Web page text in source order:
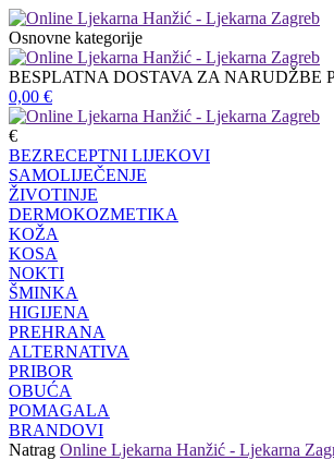
Osnovne kategorije
BESPLATNA DOSTAVA ZA NARUDŽBE
0,00 €
€
BEZRECEPTNI LIJEKOVI
SAMOLIJEČENJE
ŽIVOTINJE
DERMOKOZMETIKA
KOŽA
KOSA
NOKTI
ŠMINKA
HIGIJENA
PREHRANA
ALTERNATIVA
PRIBOR
OBUĆA
POMAGALA
BRANDOVI
Natrag Online Ljekarna Hanžić - Ljekarna